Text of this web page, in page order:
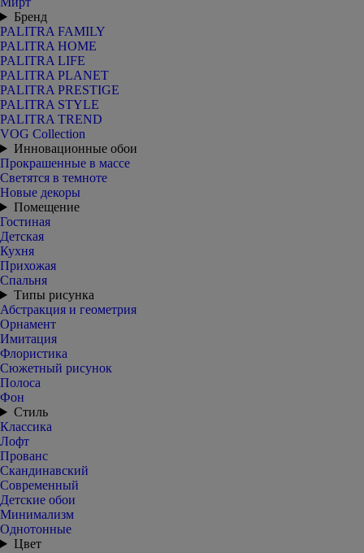
Бренд
PALITRA FAMILY
PALITRA HOME
PALITRA LIFE
PALITRA PLANET
PALITRA PRESTIGE
PALITRA STYLE
PALITRA TREND
VOG Collection
Инновационные обои
Прокрашенные в массе
Светятся в темноте
Новые декоры
Помещение
Гостиная
Детская
Кухня
Прихожая
Спальня
Типы рисунка
Абстракция и геометрия
Орнамент
Имитация
Флористика
Сюжетный рисунок
Полоса
Фон
Стиль
Классика
Лофт
Прованс
Скандинавский
Современный
Детские обои
Минимализм
Однотонные
Цвет